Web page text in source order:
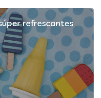
refrescantes